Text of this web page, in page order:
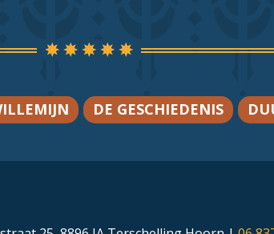
DE GESCHIEDENIS